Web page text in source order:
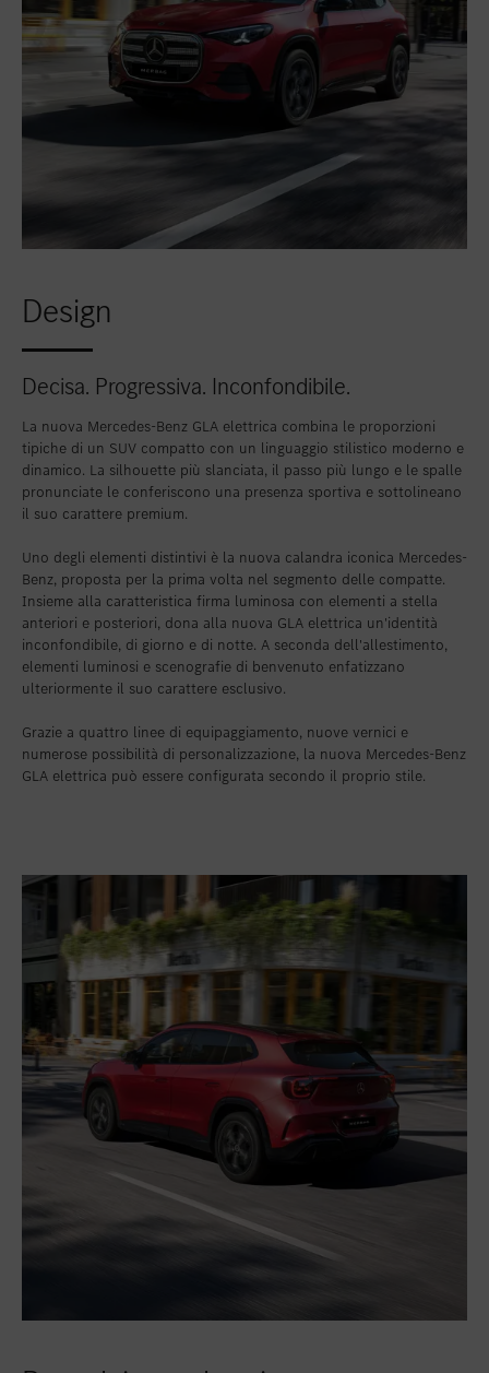
Design
Decisa. Progressiva. Inconfondibile.
La nuova Mercedes-Benz GLA elettrica combina le proporzioni
tipiche di un SUV compatto con un linguaggio stilistico moderno e
dinamico. La silhouette più slanciata, il passo più lungo e le spalle
pronunciate le conferiscono una presenza sportiva e sottolineano
il suo carattere premium.
Uno degli elementi distintivi è la nuova calandra iconica Mercedes-
Benz, proposta per la prima volta nel segmento delle compatte.
Insieme alla caratteristica firma luminosa con elementi a stella
anteriori e posteriori, dona alla nuova GLA elettrica un'identità
inconfondibile, di giorno e di notte. A seconda dell'allestimento,
elementi luminosi e scenografie di benvenuto enfatizzano
ulteriormente il suo carattere esclusivo.
Grazie a quattro linee di equipaggiamento, nuove vernici e
numerose possibilità di personalizzazione, la nuova Mercedes-Benz
GLA elettrica può essere configurata secondo il proprio stile.